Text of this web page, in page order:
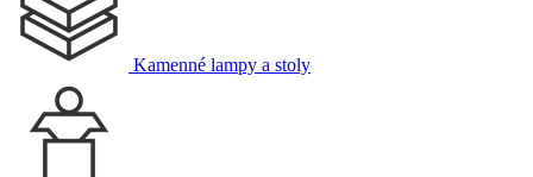
Kamenné lampy a stoly